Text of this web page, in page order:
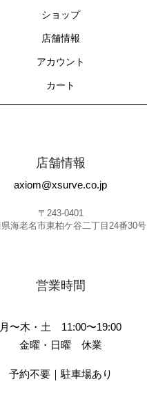
ショップ
店舗情報
アカウント
カート
店舗情報
axiom@xsurve.co.jp
〒243-0401
海老名市東柏ケ谷二丁目24番30号
営業時間
月〜木・土 11:00〜19:00
金曜・日曜 休業
予約不要｜駐車場あり